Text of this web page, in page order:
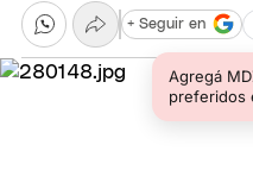
Agregá
preferidos
+ Seguir en